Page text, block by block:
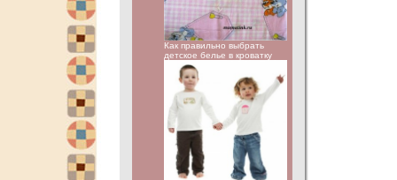
Как правильно выбрать
детское белье в кроватку